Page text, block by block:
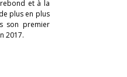
et à la
plus en plus
son premier
2017.